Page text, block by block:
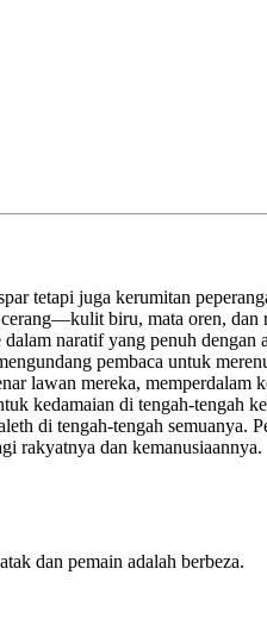
tetapi juga kerumitan
biru, mata oren,
naratif yang penuh dengan
pembaca untuk
lawan mereka, memperdalam
kedamaian di tengah-tengah
di tengah-tengah semuanya.
rakyatnya dan kemanusiaannya.
dan pemain adalah berbeza.